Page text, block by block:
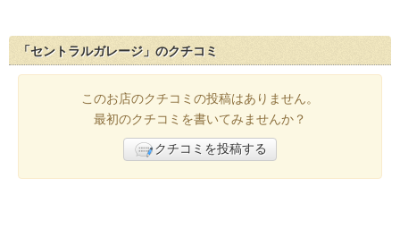
「セントラルガレージ」のクチコミ
このお店のクチコミの投稿はありません。
最初のクチコミを書いてみませんか？
クチコミを投稿する